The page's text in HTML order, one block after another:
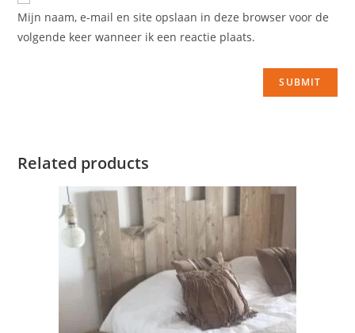
Mijn naam, e-mail en site opslaan in deze browser voor de
volgende keer wanneer ik een reactie plaats.
Related products